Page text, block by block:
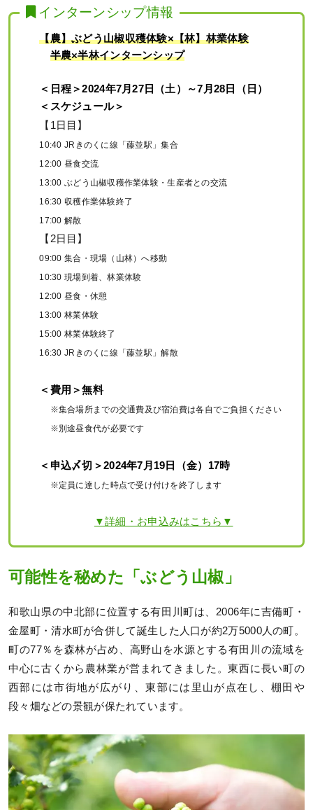
インターンシップ情報
【農】ぶどう山椒収穫体験×【林】林業体験
半農×半林インターンシップ
＜日程＞2024年7月27日（土）～7月28日（日）
＜スケジュール＞
【1日目】
10:40 JRきのくに線「藤並駅」集合
12:00 昼食交流
13:00 ぶどう山椒収穫作業体験・生産者との交流
16:30 収穫作業体験終了
17:00 解散
【2日目】
09:00 集合・現場（山林）へ移動
10:30 現場到着、林業体験
12:00 昼食・休憩
13:00 林業体験
15:00 林業体験終了
16:30 JRきのくに線「藤並駅」解散
＜費用＞無料
※集合場所までの交通費及び宿泊費は各自でご負担ください
※別途昼食代が必要です
＜申込〆切＞2024年7月19日（金）17時
※定員に達した時点で受け付けを終了します
▼詳細・お申込みはこちら▼
可能性を秘めた「ぶどう山椒」
和歌山県の中北部に位置する有田川町は、2006年に吉備町・
金屋町・清水町が合併して誕生した人口が約2万5000人の町。
町の77％を森林が占め、高野山を水源とする有田川の流域を
中心に古くから農林業が営まれてきました。東西に長い町の
西部には市街地が広がり、東部には里山が点在し、棚田や
段々畑などの景観が保たれています。